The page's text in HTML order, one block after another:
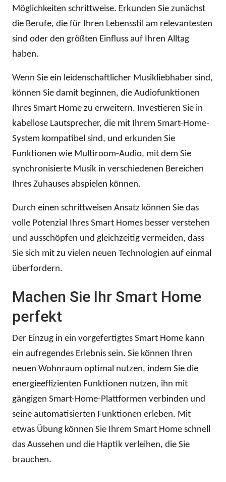
Möglichkeiten schrittweise. Erkunden Sie zunächst
die Berufe, die für Ihren Lebensstil am relevantesten
sind oder den größten Einfluss auf Ihren Alltag
haben.
Wenn Sie ein leidenschaftlicher Musikliebhaber sind,
können Sie damit beginnen, die Audiofunktionen
Ihres Smart Home zu erweitern. Investieren Sie in
kabellose Lautsprecher, die mit Ihrem Smart-Home-
System kompatibel sind, und erkunden Sie
Funktionen wie Multiroom-Audio, mit dem Sie
synchronisierte Musik in verschiedenen Bereichen
Ihres Zuhauses abspielen können.
Durch einen schrittweisen Ansatz können Sie das
volle Potenzial Ihres Smart Homes besser verstehen
und ausschöpfen und gleichzeitig vermeiden, dass
Sie sich mit zu vielen neuen Technologien auf einmal
überfordern.
Machen Sie Ihr Smart Home
perfekt
Der Einzug in ein vorgefertigtes Smart Home kann
ein aufregendes Erlebnis sein. Sie können Ihren
neuen Wohnraum optimal nutzen, indem Sie die
energieeffizienten Funktionen nutzen, ihn mit
gängigen Smart-Home-Plattformen verbinden und
seine automatisierten Funktionen erleben. Mit
etwas Übung können Sie Ihrem Smart Home schnell
das Aussehen und die Haptik verleihen, die Sie
brauchen.